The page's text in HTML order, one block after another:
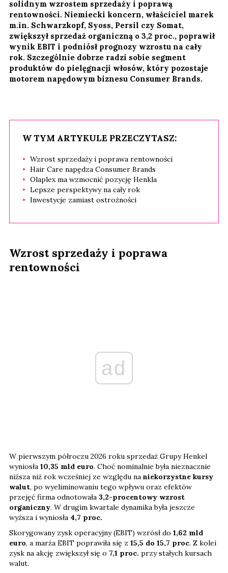
solidnym wzrostem sprzedaży i poprawą
rentowności. Niemiecki koncern, właściciel marek
m.in. Schwarzkopf, Syoss, Persil czy Somat,
zwiększył sprzedaż organiczną o 3,2 proc., poprawił
wynik EBIT i podniósł prognozy wzrostu na cały
rok. Szczególnie dobrze radzi sobie segment
produktów do pielęgnacji włosów, który pozostaje
motorem napędowym biznesu Consumer Brands.
W TYM ARTYKULE PRZECZYTASZ:
Wzrost sprzedaży i poprawa rentowności
Hair Care napędza Consumer Brands
Olaplex ma wzmocnić pozycję Henkla
Lepsze perspektywy na cały rok
Inwestycje zamiast ostrożności
Wzrost sprzedaży i poprawa
rentowności
ad
W pierwszym półroczu 2026 roku sprzedaż Grupy Henkel
wyniosła 10,35 mld euro. Choć nominalnie była nieznacznie
niższa niż rok wcześniej ze względu na niekorzystne kursy
walut, po wyeliminowaniu tego wpływu oraz efektów
przejęć firma odnotowała 3,2-procentowy wzrost
organiczny. W drugim kwartale dynamika była jeszcze
wyższa i wyniosła 4,7 proc.
Skorygowany zysk operacyjny (EBIT) wzrósł do 1,62 mld
euro, a marża EBIT poprawiła się z 15,5 do 15,7 proc. Z kolei
zysk na akcję zwiększył się o 7,1 proc. przy stałych kursach
walut.